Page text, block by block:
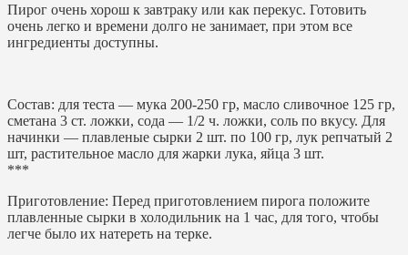
Пирог очень хорош к завтраку или как перекус. Готовить
очень легко и времени долго не занимает, при этом все
ингредиенты доступны.
Состав: для теста — мука 200-250 гр, масло сливочное 125 гр,
сметана 3 ст. ложки, сода — 1/2 ч. ложки, соль по вкусу. Для
начинки — плавленые сырки 2 шт. по 100 гр, лук репчатый 2
шт, растительное масло для жарки лука, яйца 3 шт.
***
Приготовление: Перед приготовлением пирога положите
плавленные сырки в холодильник на 1 час, для того, чтобы
легче было их натереть на терке.